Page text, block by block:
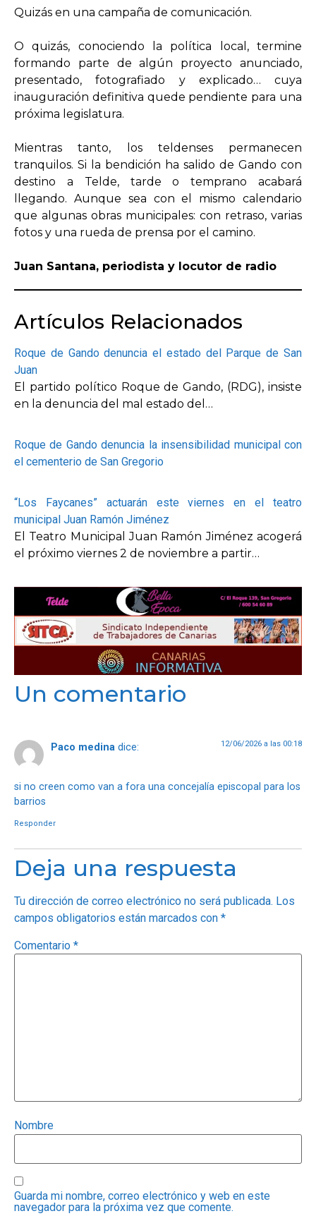
Quizás en una campaña de comunicación.
O quizás, conociendo la política local, termine
formando parte de algún proyecto anunciado,
presentado, fotografiado y explicado… cuya
inauguración definitiva quede pendiente para una
próxima legislatura.
Mientras tanto, los teldenses permanecen
tranquilos. Si la bendición ha salido de Gando con
destino a Telde, tarde o temprano acabará
llegando. Aunque sea con el mismo calendario
que algunas obras municipales: con retraso, varias
fotos y una rueda de prensa por el camino.
Juan Santana, periodista y locutor de radio
Artículos Relacionados
Roque de Gando denuncia el estado del Parque de San
Juan
El partido político Roque de Gando, (RDG), insiste
en la denuncia del mal estado del…
Roque de Gando denuncia la insensibilidad municipal con
el cementerio de San Gregorio
“Los Faycanes” actuarán este viernes en el teatro
municipal Juan Ramón Jiménez
El Teatro Municipal Juan Ramón Jiménez acogerá
el próximo viernes 2 de noviembre a partir…
Un comentario
Paco medina dice: 12/06/2026 a las 00:18
si no creen como van a fora una concejalía episcopal para los
barrios
Responder
Deja una respuesta
Tu dirección de correo electrónico no será publicada. Los
campos obligatorios están marcados con *
Comentario *
Nombre
Guarda mi nombre, correo electrónico y web en este
navegador para la próxima vez que comente.